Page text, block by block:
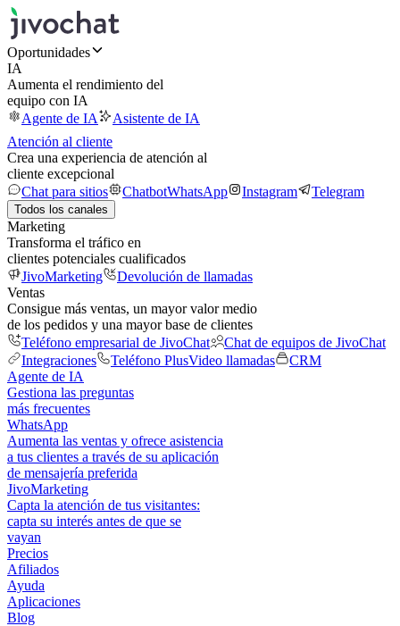
Oportunidades
IA
Aumenta el rendimiento del
equipo con IA
Agente de IA
Asistente de IA
Atención al cliente
Crea una experiencia de atención al
cliente excepcional
Chat para sitios
ChatbotWhatsApp Instagram Telegram
Todos los canales
Marketing
Transforma el tráfico en
clientes potenciales cualificados
JivoMarketing
Devolución de llamadas
Ventas
Consigue más ventas, un mayor valor medio
de los pedidos y una mayor base de clientes
Teléfono empresarial de JivoChat
Chat de equipos de JivoChat
Integraciones
Teléfono PlusVideo llamadas
CRM
Agente de IA
Gestiona las preguntas
más frecuentes
WhatsApp
Aumenta las ventas y ofrece asistencia
a tus clientes a través de su aplicación
de mensajería preferida
JivoMarketing
Capta la atención de tus visitantes:
capta su interés antes de que se
vayan
Precios
Afiliados
Ayuda
Aplicaciones
Blog